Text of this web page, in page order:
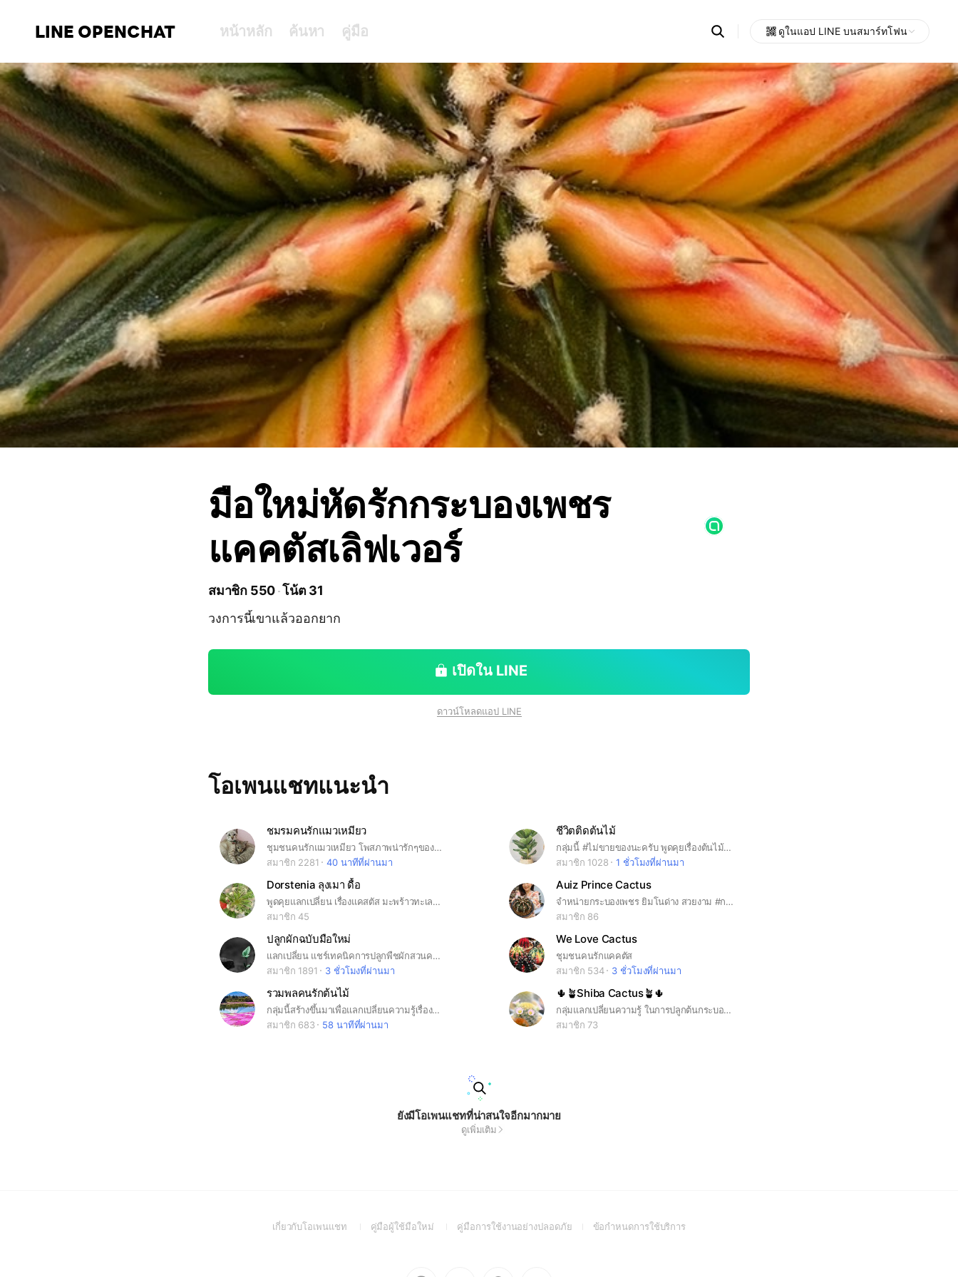
LINE OPENCHAT หน้าหลัก ค้นหา คู่มือ Search
OpenChats
messages
search
area
ดูในแอป LINE บนสมาร์ทโฟน
มือใหม่หัดรักกระบองเพชร
แคคตัสเลิฟเวอร์
สมาชิก 550 โน้ต 31
วงการนี้เขาแล้วออกยาก
เปิดใน LINE
ดาวน์โหลดแอป LINE
โอเพนแชทแนะนำ
ชมรมคนรักแมวเหมียว
ชุมชนคนรักแมวเหมียว โพสภาพน่ารักๆของน้องแมว พูดคุยปรึกษากันในกลุ่มแลกเปลี่ยนประสบการณ์การเลี้ยงแมวกันได้เต็มที่ค่ะ
สมาชิก 2281
40 นาทีที่ผ่านมา
ชีวิตติดต้นไม้
กลุ่มนี้ #ไม่ขายของนะครับ พูดคุยเรื่องต้นไม้ ปรึกษาเรื่องต้นไม้ วิธีการดูแลต่างๆ
สมาชิก 1028
1 ชั่วโมงที่ผ่านมา
Dorstenia ลุงเมา ดื้อ
พูดคุยแลกเปลี่ยน เรื่องแคสตัส มะพร้าวทะเลทราย ซื้อ-ขายแลกเปลี่ยน ราคากันเอง ผิดกฎ อาจจะโดนลบ บล็อค
สมาชิก 45
Auiz Prince Cactus
จำหน่ายกระบองเพชร ยิมโนด่าง สวยงาม #กระบองเพชร #cactus
สมาชิก 86
ปลูกผักฉบับมือใหม่
แลกเปลี่ยน แชร์เทคนิคการปลูกพืชผักสวนครัวฉบับมือใหม่หัดปลูก
สมาชิก 1891
3 ชั่วโมงที่ผ่านมา
We Love Cactus
ชุมชนคนรักแคคตัส
สมาชิก 534
3 ชั่วโมงที่ผ่านมา
รวมพลคนรักต้นไม้
กลุ่มนี้สร้างขึ้นมาเพื่อแลกเปลี่ยนความรู้​เรื่องต้นไม้​และแลกเปลี่ยนพันธุ์กล้าไม้กัน​ #คนรักต้นไม้​ #คนรักป่า​ #เพิ่มพื้นที่สีเขียว
สมาชิก 683
58 นาทีที่ผ่านมา
🌵🪴Shiba Cactus🪴🌵
กลุ่มแลกเปลี่ยนความรู้ ในการปลูกต้นกระบองเพชร และขายไม้ราคาพิเศษของทางร้าน #cactus #แคคตัส #กระบองเพชร
สมาชิก 73
ยังมีโอเพนแชทที่น่าสนใจอีกมากมาย
ดูเพิ่มเติม
เกี่ยวกับโอเพนแชท
(Openคู่มือผู้ใช้มือใหม่
(Openคู่มือการใช้งานอย่างปลอดภัย(Openข้อกำหนดการใช้บริการ(Open
Go Go